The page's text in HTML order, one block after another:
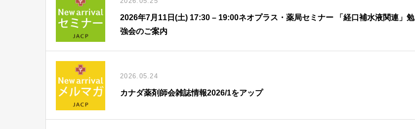
2026年7月11日(土) 17:30 – 19:00ネオプラス・薬局セミナー 「経口補水液関連」勉
強会のご案内
2026.05.24
カナダ薬剤師会雑誌情報2026/1をアップ